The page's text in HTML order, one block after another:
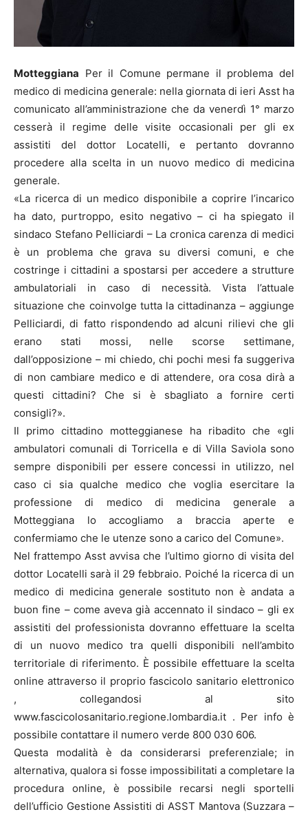
Motteggiana Per il Comune permane il problema del
medico di medicina generale: nella giornata di ieri Asst ha
comunicato all’amministrazione che da venerdì 1° marzo
cesserà il regime delle visite occasionali per gli ex
assistiti del dottor Locatelli, e pertanto dovranno
procedere alla scelta in un nuovo medico di medicina
generale.
«La ricerca di un medico disponibile a coprire l’incarico
ha dato, purtroppo, esito negativo – ci ha spiegato il
sindaco Stefano Pelliciardi – La cronica carenza di medici
è un problema che grava su diversi comuni, e che
costringe i cittadini a spostarsi per accedere a strutture
ambulatoriali in caso di necessità. Vista l’attuale
situazione che coinvolge tutta la cittadinanza – aggiunge
Pelliciardi, di fatto rispondendo ad alcuni rilievi che gli
erano stati mossi, nelle scorse settimane,
dall’opposizione – mi chiedo, chi pochi mesi fa suggeriva
di non cambiare medico e di attendere, ora cosa dirà a
questi cittadini? Che si è sbagliato a fornire certi
consigli?».
Il primo cittadino motteggianese ha ribadito che «gli
ambulatori comunali di Torricella e di Villa Saviola sono
sempre disponibili per essere concessi in utilizzo, nel
caso ci sia qualche medico che voglia esercitare la
professione di medico di medicina generale a
Motteggiana lo accogliamo a braccia aperte e
confermiamo che le utenze sono a carico del Comune».
Nel frattempo Asst avvisa che l’ultimo giorno di visita del
dottor Locatelli sarà il 29 febbraio. Poiché la ricerca di un
medico di medicina generale sostituto non è andata a
buon fine – come aveva già accennato il sindaco – gli ex
assistiti del professionista dovranno effettuare la scelta
di un nuovo medico tra quelli disponibili nell’ambito
territoriale di riferimento. È possibile effettuare la scelta
online attraverso il proprio fascicolo sanitario elettronico
, collegandosi al sito
www.fascicolosanitario.regione.lombardia.it . Per info è
possibile contattare il numero verde 800 030 606.
Questa modalità è da considerarsi preferenziale; in
alternativa, qualora si fosse impossibilitati a completare la
procedura online, è possibile recarsi negli sportelli
dell’ufficio Gestione Assistiti di ASST Mantova (Suzzara –